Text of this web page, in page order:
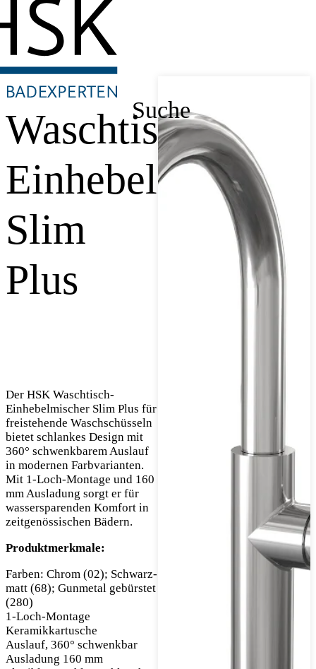
Suche
Waschtisch-
Einhebelmischer
Slim
Plus
Der HSK Waschtisch-
Einhebelmischer Slim Plus für
freistehende Waschschüsseln
bietet schlankes Design mit
360° schwenkbarem Auslauf
in modernen Farbvarianten.
Mit 1-Loch-Montage und 160
mm Ausladung sorgt er für
wassersparenden Komfort in
zeitgenössischen Bädern.
Produktmerkmale:
Farben: Chrom (02); Schwarz-
matt (68); Gunmetal gebürstet
(280)
1-Loch-Montage
Keramikkartusche
Auslauf, 360° schwenkbar
Ausladung 160 mm